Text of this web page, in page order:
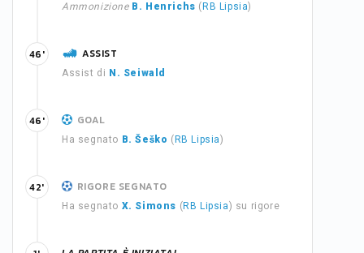
Ammonizione B. Henrichs ( RB Lipsia)
ASSIST
Assist di N. Seiwald
46'
GOAL
Ha segnato B. Šeško ( RB Lipsia)
46'
RIGORE SEGNATO
Ha segnato X. Simons ( RB Lipsia) su rigore
42'